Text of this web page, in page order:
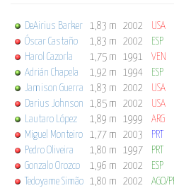
DeAirius Barker 1,83 m 2002 USA
Óscar Castaño
1,83 m 2002 ESP
Harol Cazorla
1,75 m 1991 VEN
Adrián Chapela
1,92 m 1994 ESP
Jamison Guerra
1,83 m 2002 USA
Darius Johnson
1,85 m 2002 USA
Lautaro López
1,89 m 1999 ARG
Miguel Monteiro
1,77 m 2003 PRT
Pedro Oliveira
1,80 m 1997 PRT
Gonzalo Orozco
1,96 m 2002 ESP
Tedoyame Simão 1,80 m 2002 AGO/